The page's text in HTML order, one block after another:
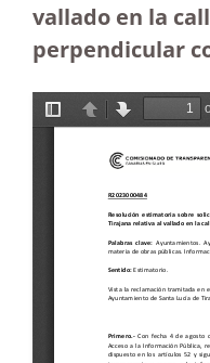
vallado en la
perpendicular